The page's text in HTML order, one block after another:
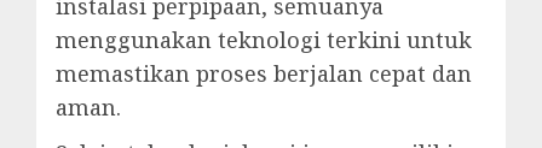
instalasi perpipaan, semuanya
menggunakan teknologi terkini untuk
memastikan proses berjalan cepat dan
aman.